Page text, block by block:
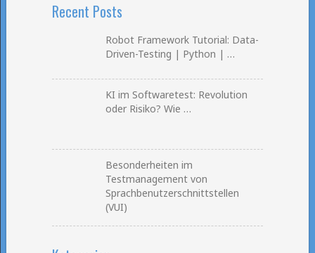
Recent Posts
Robot Framework Tutorial: Data-
Driven-Testing | Python | …
KI im Softwaretest: Revolution
oder Risiko? Wie …
Besonderheiten im
Testmanagement von
Sprachbenutzerschnittstellen
(VUI)